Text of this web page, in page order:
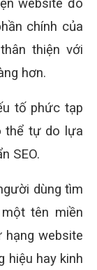
website đó
chính của
thiện với
hơn.
tố phức tạp
thể tự do lựa
SEO.
dùng tìm
tên miền
hạng website
hiệu hay kinh